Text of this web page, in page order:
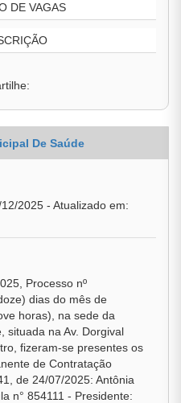
DE VAGAS
De Saúde
2025 - Atualizado em:
Processo nº
dias do mês de
horas), na sede da
situada na Av. Dorgival
fizeram-se presentes os
de Contratação
de 24/07/2025: Antônia
n° 854111 - Presidente: